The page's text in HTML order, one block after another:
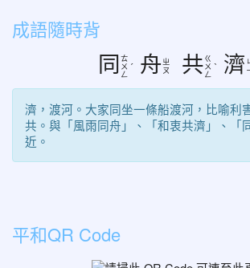
成語隨時背
同 ㄊ
ㄨ
ㄥ
ˊ 舟 ㄓ
ㄡ
共 ㄍ
ㄨ
ㄥ
ˋ 濟
濟，渡河。大家同坐一條船渡河，比喻利
共。與「風雨同舟」、「和衷共濟」、「
近。
平和QR Code